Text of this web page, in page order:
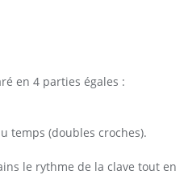
en 4 parties égales :
temps (doubles croches).
le rythme de la clave tout en